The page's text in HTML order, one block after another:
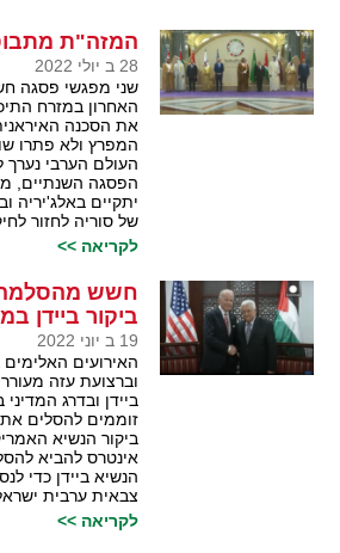
המזה"ת
28 ב יולי 2022
שני מפגשי פסגה
האחרון במזרח
את הסכנה
המפרץ ולא פתרו
העולם הערבי
הפסגה השנתיים,
יתקיים באלג'יריה
של סוריה לחזור
לקריאה >>
חשש מהסלמה
ביקור ביידן
19 ב יוני 2022
האירועים האלימים
וברצועת עזה
ביידן ובדרג
זוממים להסלים
ביקור הנשיא
אינטרס להביא
הנשיא ביידן כדי
צבאית ערבית
לקריאה >>